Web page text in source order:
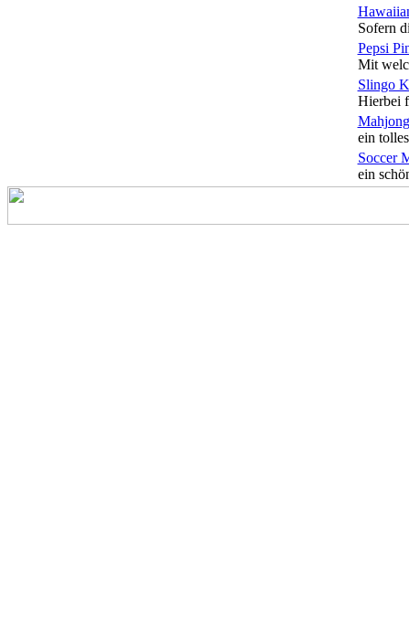
Sofern
Pepsi
Mit
Slingo
Hierbei
ein
Soccer
ein